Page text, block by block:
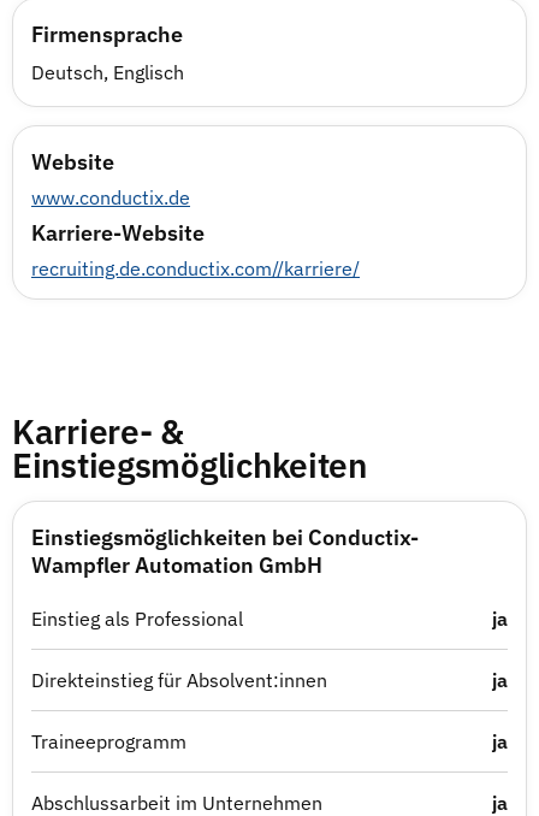
Firmensprache
Deutsch, Englisch
Website
www.conductix.de
Karriere-Website
recruiting.de.conductix.com//karriere/
Karriere- &
Einstiegsmöglichkeiten
Einstiegsmöglichkeiten bei Conductix-
Wampfler Automation GmbH
Einstieg als Professional ja
Direkteinstieg für Absolvent:innen ja
Traineeprogramm ja
Abschlussarbeit im Unternehmen ja